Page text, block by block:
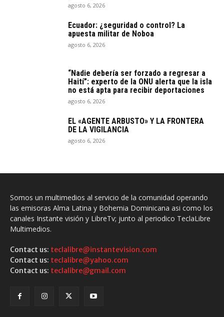
agosto 6, 2026
Ecuador: ¿seguridad o control? La
apuesta militar de Noboa
agosto 6, 2026
“Nadie debería ser forzado a regresar a
Haití”: experto de la ONU alerta que la isla
no está apta para recibir deportaciones
agosto 6, 2026
EL «AGENTE ARBUSTO» Y LA FRONTERA
DE LA VIGILANCIA
agosto 6, 2026
Somos un multimedios al servicio de la comunidad operando
las emisoras Alma Latina y Bohemia Dominicana asi como los
canales Instante visión y LibreTv; junto al periodico TeclaLibre
Multimedios.
Contact us: teclalibre@instantevision.com
Contact us: teclalibre@yahoo.com
Contact us: teclalibre@gmail.com